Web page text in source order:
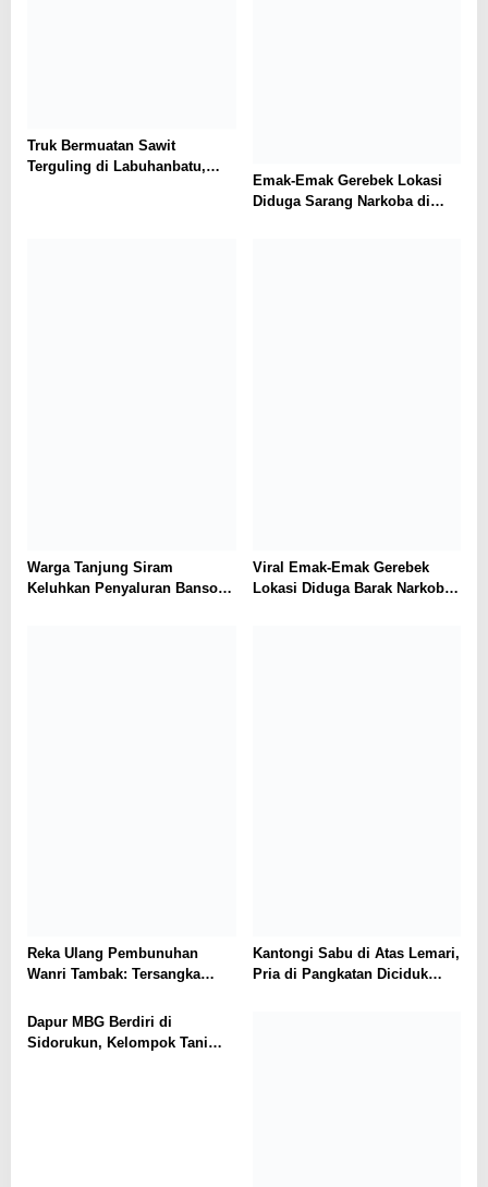
Truk Bermuatan Sawit
Terguling di Labuhanbatu,
Emak-Emak Gerebek Lokasi
Diduga Sarang Narkoba di
Warga Tanjung Siram
Keluhkan Penyaluran Bansos
Viral Emak-Emak Gerebek
Lokasi Diduga Barak Narkoba
Reka Ulang Pembunuhan
Wanri Tambak: Tersangka
Pasal Berlapis
Kantongi Sabu di Atas Lemari,
Pria di Pangkatan Diciduk
Dapur MBG Berdiri di
Sidorukun, Kelompok Tani